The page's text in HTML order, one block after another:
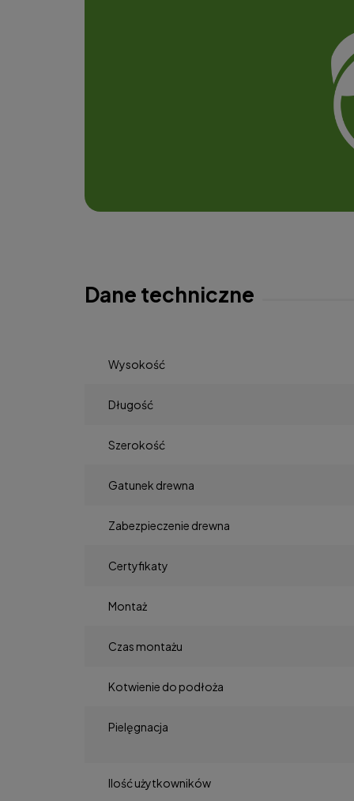
Dane techniczne
Wysokość
Długość
Szerokość
Gatunek drewna
Zabezpieczenie drewna
Certyfikaty
Montaż
Czas montażu
Kotwienie do podłoża
Pielęgnacja
Ilość użytkowników